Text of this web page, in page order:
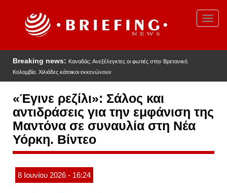
Breaking news: Καναδάς: Ανεξέλεγκτες οι φωτιές στην Βρετανική
Κολομβία. Χιλιάδες κάτοικοι εκκενώνουν
«Έγινε ρεζίλι»: Σάλος και
αντιδράσεις για την εμφάνιση της
Μαντόνα σε συναυλία στη Νέα
Υόρκη. Βίντεο
8 Ιουνίου 2026 - 16:24